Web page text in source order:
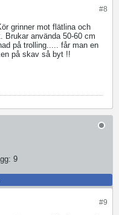
#8
grinner mot flätlina och
Brukar använda 50-60 cm
på trolling..... får man en
på skav så byt !!
9
#9